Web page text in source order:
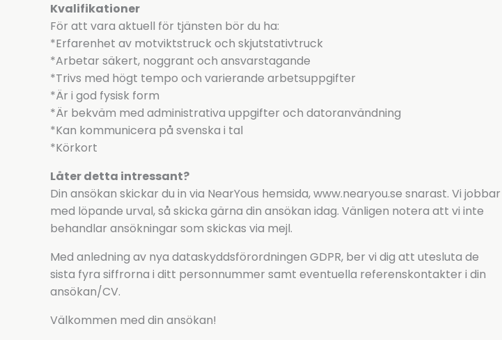
Kvalifikationer
För att vara aktuell för tjänsten bör du ha:
*Erfarenhet av motviktstruck och skjutstativtruck
*Arbetar säkert, noggrant och ansvarstagande
*Trivs med högt tempo och varierande arbetsuppgifter
*Är i god fysisk form
*Är bekväm med administrativa uppgifter och datoranvändning
*Kan kommunicera på svenska i tal
*Körkort
Låter detta intressant?
Din ansökan skickar du in via NearYous hemsida, www.nearyou.se snarast. Vi jobbar
med löpande urval, så skicka gärna din ansökan idag. Vänligen notera att vi inte
behandlar ansökningar som skickas via mejl.
Med anledning av nya dataskyddsförordningen GDPR, ber vi dig att utesluta de
sista fyra siffrorna i ditt personnummer samt eventuella referenskontakter i din
ansökan/CV.
Välkommen med din ansökan!